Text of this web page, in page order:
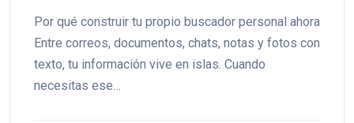
Por qué construir tu propio buscador personal ahora
Entre correos, documentos, chats, notas y fotos con
texto, tu información vive en islas. Cuando
necesitas ese…